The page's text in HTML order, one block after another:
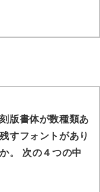
版書体が数種類あ
すフォントがあり
。 次の４つの中